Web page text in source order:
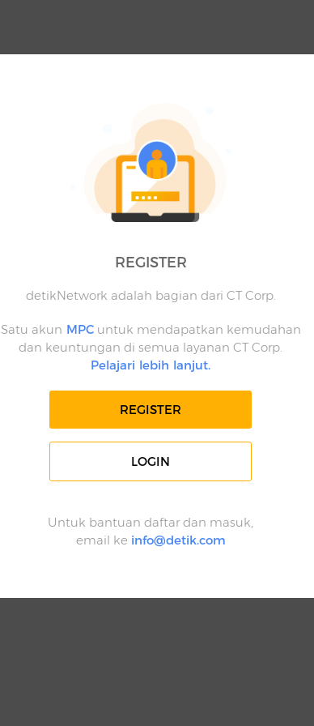
REGISTER
detikNetwork adalah bagian dari CT Corp.
Satu akun MPCuntuk mendapatkan kemudahan
dan keuntungan di semua layanan CT Corp.
Pelajari lebih lanjut.
REGISTER
LOGIN
Untuk bantuan daftar dan masuk,
email ke info@detik.com